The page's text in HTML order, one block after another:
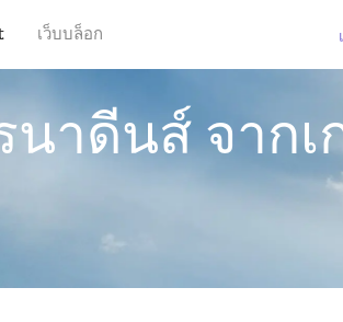
เว็บบล็อก
นาดีนส์ จาก